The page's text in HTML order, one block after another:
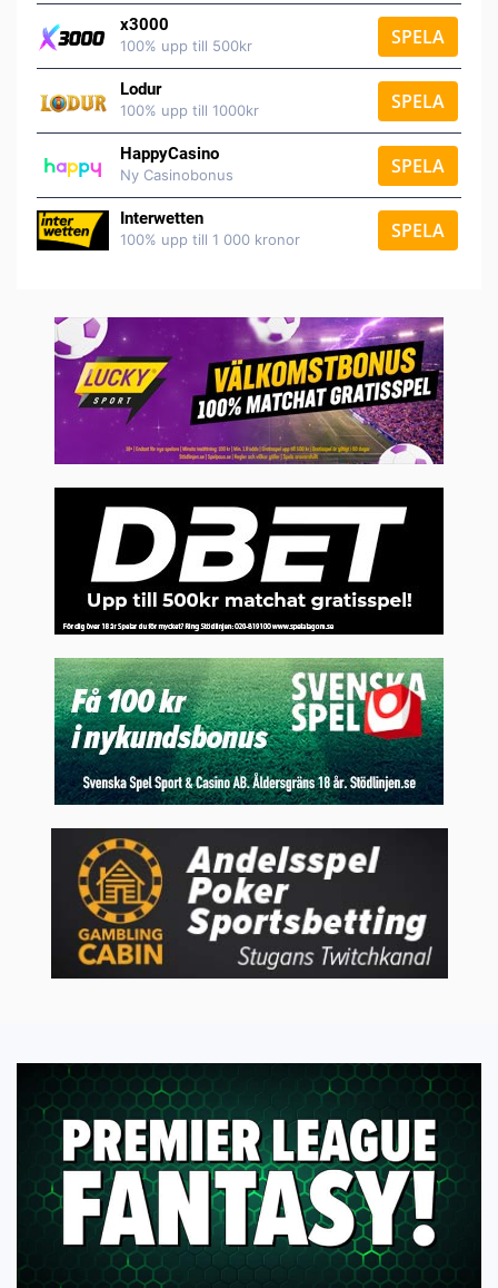
x3000
100% upp till 500kr SPELA
Lodur
100% upp till 1000kr SPELA
HappyCasino
Ny Casinobonus SPELA
Interwetten
100% upp till 1 000 kronor SPELA